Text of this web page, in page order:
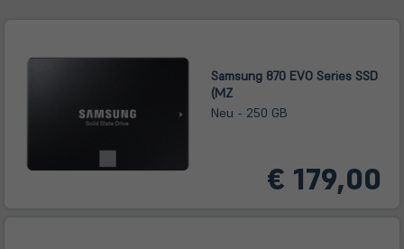
Samsung 870 EVO Series SSD
(MZ
Neu - 250 GB
€ 179,00